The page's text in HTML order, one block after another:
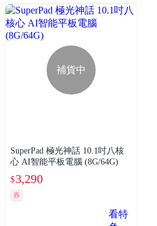
補貨中
SuperPad 極光神話 10.1吋八核
心 AI智能平板電腦 (8G/64G)
$3,290
券
看特